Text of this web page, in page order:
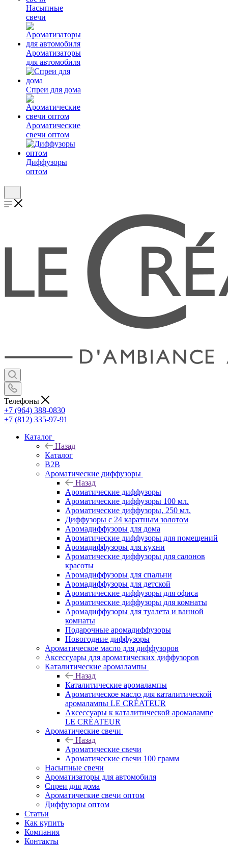
Насыпные
свечи
Ароматизаторы
для автомобиля
Спреи для дома
Ароматические
свечи оптом
Диффузоры
оптом
Телефоны
+7 (964) 388-0830
+7 (812) 335-97-91
Каталог
Назад
Каталог
B2B
Ароматические диффузоры
Назад
Ароматические диффузоры
Ароматические диффузоры 100 мл.
Ароматические диффузоры, 250 мл.
Диффузоры с 24 каратным золотом
Аромадиффузоры для дома
Ароматические диффузоры для помещений
Аромадиффузоры для кухни
Ароматические диффузоры для салонов
красоты
Аромадиффузоры для спальни
Аромадиффузоры для детской
Ароматические диффузоры для офиса
Ароматические диффузоры для комнаты
Аромадиффузоры для туалета и ванной
комнаты
Подарочные аромадиффузоры
Новогодние диффузоры
Ароматическое масло для диффузоров
Аксессуары для ароматических диффузоров
Каталитические аромалампы
Назад
Каталитические аромалампы
Ароматическое масло для каталитической
аромалампы LE CRÉATEUR
Аксессуары к каталитической аромалампе
LE CRÉATEUR
Ароматические свечи
Назад
Ароматические свечи
Ароматические свечи 100 грамм
Насыпные свечи
Ароматизаторы для автомобиля
Спреи для дома
Ароматические свечи оптом
Диффузоры оптом
Статьи
Как купить
Компания
Контакты